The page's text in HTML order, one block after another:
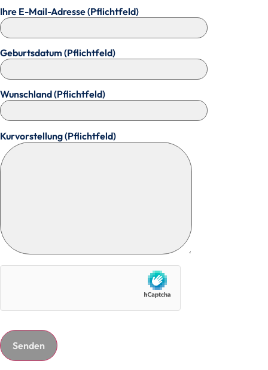
Ihre E-Mail-Adresse (Pflichtfeld)
Geburtsdatum (Pflichtfeld)
Wunschland (Pflichtfeld)
Kurvorstellung (Pflichtfeld)